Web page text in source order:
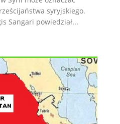
syryjskiego.
Sangari powiedział...